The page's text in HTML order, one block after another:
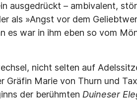
ausgedrückt – ambivalent,
als »Angst vor dem
es war in ihm eben so vom
nicht selten auf
Gräfin Marie von Thurn und
der berühmten Duineser